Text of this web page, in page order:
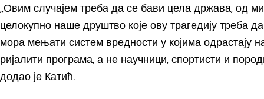
„Овим случајем треба да се бави цела држава, од
целокупно наше друштво које ову трагедију треба
мора мењати систем вредности у којима одрастају
ријалити програма, а не научници, спортисти и
додао је Катић.